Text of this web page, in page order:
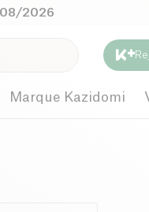
08/2026
Marque Kazidomi